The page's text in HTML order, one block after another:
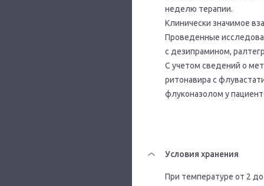
неделю терапии.
Клинически значимое
Проведенные
с дезипрамином,
С учетом сведений о
ритонавира с
флуконазолом у
Условия хранения
При температуре от 2 до